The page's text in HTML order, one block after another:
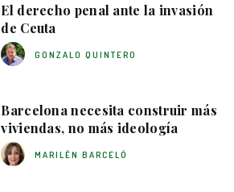
El derecho penal ante la invasión
de Ceuta
GONZALO QUINTERO
Barcelona necesita construir más
viviendas, no más ideología
MARILÉN BARCELÓ